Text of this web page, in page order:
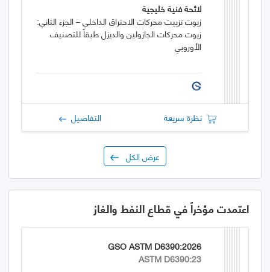
لائحة فنية خليجية
زيوت تزييت محركات الاحتراق الداخلي – الجزء الثاني:
زيوت محركات الجازولين والديزل طبقاً للتصنيف
الأوروبي
نظرة سريعة التفاصيل
عرض الكل
اعتمدت مؤخراً في قطاع النفط والغاز
GSO ASTM D6390:2026
ASTM D6390:23